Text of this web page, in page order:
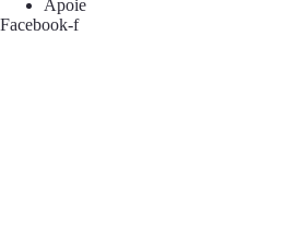
Apoie
Facebook-f